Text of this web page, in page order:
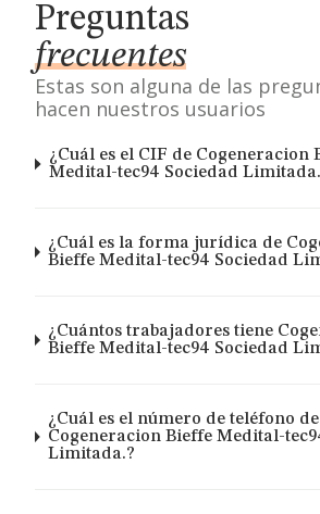
Preguntas
frecuentes
Estas son alguna de las
hacen nuestros usuarios
¿Cuál es el CIF de Cogeneracion
Medital-tec94 Sociedad
¿Cuál es la forma jurídica de
Bieffe Medital-tec94 Sociedad
¿Cuántos trabajadores tiene
Bieffe Medital-tec94 Sociedad
¿Cuál es el número de teléfono de
Cogeneracion Bieffe Medital-
Limitada.?